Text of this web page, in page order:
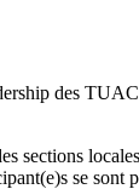
des TUAC
sections
se sont